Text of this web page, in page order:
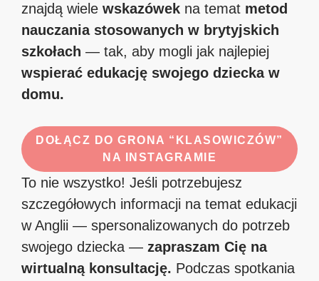
znajdą wiele wskazówek na temat metod
nauczania stosowanych w brytyjskich
szkołach — tak, aby mogli jak najlepiej
wspierać edukację swojego dziecka w
domu.
DOŁĄCZ DO GRONA “KLASOWICZÓW”
NA INSTAGRAMIE
To nie wszystko! Jeśli potrzebujesz
szczegółowych informacji na temat edukacji
w Anglii — spersonalizowanych do potrzeb
swojego dziecka — zapraszam Cię na
wirtualną konsultację. Podczas spotkania